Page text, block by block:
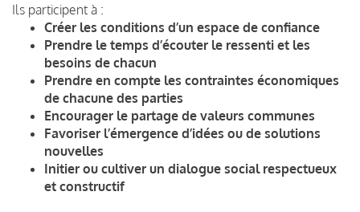
Ils participent à :
Créer les conditions d’un espace de confiance
Prendre le temps d’écouter le ressenti et les
besoins de chacun
Prendre en compte les contraintes économiques
de chacune des parties
Encourager le partage de valeurs communes
Favoriser l’émergence d’idées ou de solutions
nouvelles
Initier ou cultiver un dialogue social respectueux
et constructif